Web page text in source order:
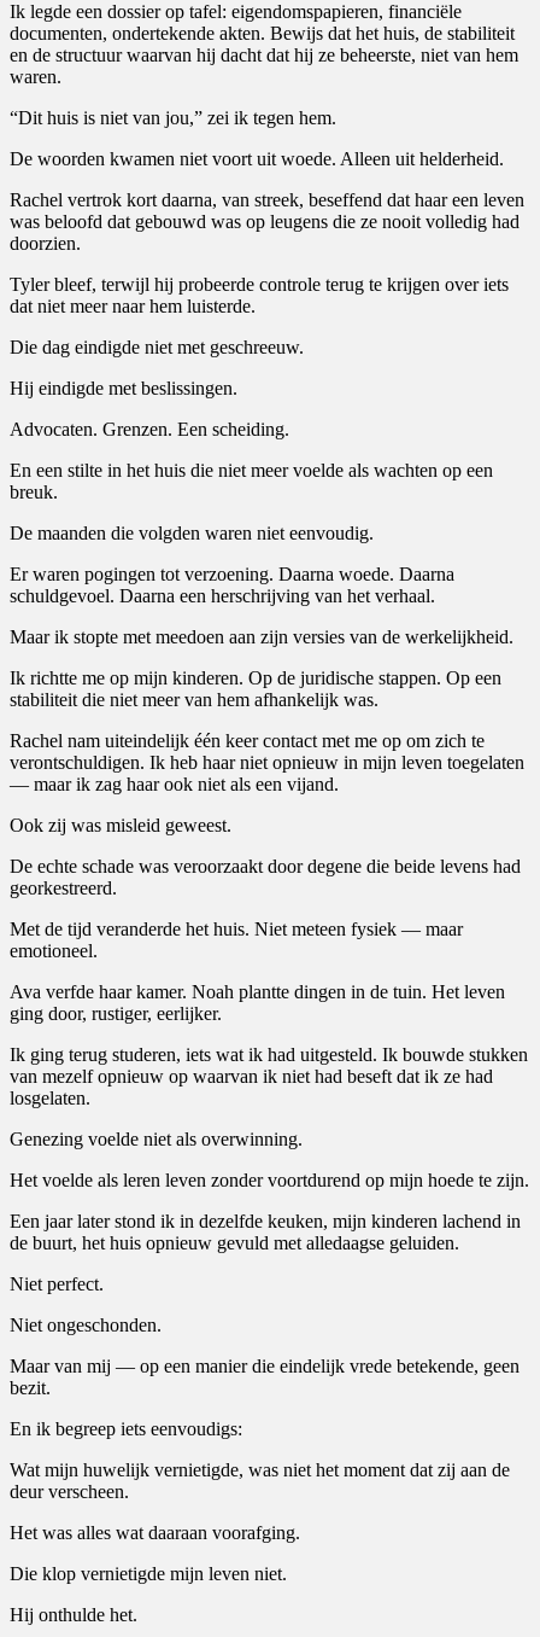
Ik legde een dossier op tafel: eigendomspapieren, financiële
documenten, ondertekende akten. Bewijs dat het huis, de stabiliteit
en de structuur waarvan hij dacht dat hij ze beheerste, niet van hem
waren.
“Dit huis is niet van jou,” zei ik tegen hem.
De woorden kwamen niet voort uit woede. Alleen uit helderheid.
Rachel vertrok kort daarna, van streek, beseffend dat haar een leven
was beloofd dat gebouwd was op leugens die ze nooit volledig had
doorzien.
Tyler bleef, terwijl hij probeerde controle terug te krijgen over iets
dat niet meer naar hem luisterde.
Die dag eindigde niet met geschreeuw.
Hij eindigde met beslissingen.
Advocaten. Grenzen. Een scheiding.
En een stilte in het huis die niet meer voelde als wachten op een
breuk.
De maanden die volgden waren niet eenvoudig.
Er waren pogingen tot verzoening. Daarna woede. Daarna
schuldgevoel. Daarna een herschrijving van het verhaal.
Maar ik stopte met meedoen aan zijn versies van de werkelijkheid.
Ik richtte me op mijn kinderen. Op de juridische stappen. Op een
stabiliteit die niet meer van hem afhankelijk was.
Rachel nam uiteindelijk één keer contact met me op om zich te
verontschuldigen. Ik heb haar niet opnieuw in mijn leven toegelaten
— maar ik zag haar ook niet als een vijand.
Ook zij was misleid geweest.
De echte schade was veroorzaakt door degene die beide levens had
georkestreerd.
Met de tijd veranderde het huis. Niet meteen fysiek — maar
emotioneel.
Ava verfde haar kamer. Noah plantte dingen in de tuin. Het leven
ging door, rustiger, eerlijker.
Ik ging terug studeren, iets wat ik had uitgesteld. Ik bouwde stukken
van mezelf opnieuw op waarvan ik niet had beseft dat ik ze had
losgelaten.
Genezing voelde niet als overwinning.
Het voelde als leren leven zonder voortdurend op mijn hoede te zijn.
Een jaar later stond ik in dezelfde keuken, mijn kinderen lachend in
de buurt, het huis opnieuw gevuld met alledaagse geluiden.
Niet perfect.
Niet ongeschonden.
Maar van mij — op een manier die eindelijk vrede betekende, geen
bezit.
En ik begreep iets eenvoudigs:
Wat mijn huwelijk vernietigde, was niet het moment dat zij aan de
deur verscheen.
Het was alles wat daaraan voorafging.
Die klop vernietigde mijn leven niet.
Hij onthulde het.